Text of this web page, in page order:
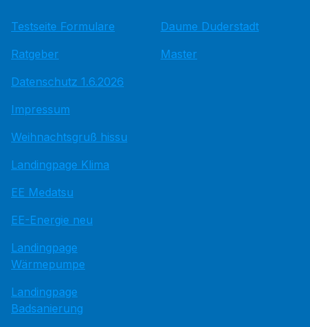
Testseite Formulare
Ratgeber
Datenschutz 1.6.2026
Impressum
Weihnachtsgruß hissu
Landingpage Klima
EE Medatsu
EE-Energie neu
Landingpage
Wärmepumpe
Landingpage
Badsanierung
Daume Duderstadt
Master